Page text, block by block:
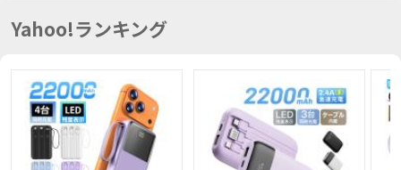
Yahoo!ランキング